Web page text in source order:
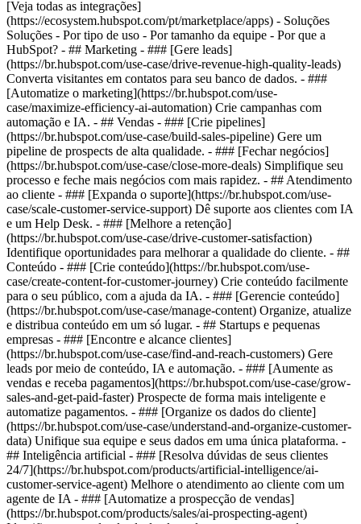
[Veja todas as integrações]
(https://ecosystem.hubspot.com/pt/marketplace/apps) - Soluções
Soluções - Por tipo de uso - Por tamanho da equipe - Por que a
HubSpot? - ## Marketing - ### [Gere leads]
(https://br.hubspot.com/use-case/drive-revenue-high-quality-leads)
Converta visitantes em contatos para seu banco de dados. - ###
[Automatize o marketing](https://br.hubspot.com/use-
case/maximize-efficiency-ai-automation) Crie campanhas com
automação e IA. - ## Vendas - ### [Crie pipelines]
(https://br.hubspot.com/use-case/build-sales-pipeline) Gere um
pipeline de prospects de alta qualidade. - ### [Fechar negócios]
(https://br.hubspot.com/use-case/close-more-deals) Simplifique seu
processo e feche mais negócios com mais rapidez. - ## Atendimento
ao cliente - ### [Expanda o suporte](https://br.hubspot.com/use-
case/scale-customer-service-support) Dê suporte aos clientes com IA
e um Help Desk. - ### [Melhore a retenção]
(https://br.hubspot.com/use-case/drive-customer-satisfaction)
Identifique oportunidades para melhorar a qualidade do cliente. - ##
Conteúdo - ### [Crie conteúdo](https://br.hubspot.com/use-
case/create-content-for-customer-journey) Crie conteúdo facilmente
para o seu público, com a ajuda da IA. - ### [Gerencie conteúdo]
(https://br.hubspot.com/use-case/manage-content) Organize, atualize
e distribua conteúdo em um só lugar. - ## Startups e pequenas
empresas - ### [Encontre e alcance clientes]
(https://br.hubspot.com/use-case/find-and-reach-customers) Gere
leads por meio de conteúdo, IA e automação. - ### [Aumente as
vendas e receba pagamentos](https://br.hubspot.com/use-case/grow-
sales-and-get-paid-faster) Prospecte de forma mais inteligente e
automatize pagamentos. - ### [Organize os dados do cliente]
(https://br.hubspot.com/use-case/understand-and-organize-customer-
data) Unifique sua equipe e seus dados em uma única plataforma. -
## Inteligência artificial - ### [Resolva dúvidas de seus clientes
24/7](https://br.hubspot.com/products/artificial-intelligence/ai-
customer-service-agent) Melhore o atendimento ao cliente com um
agente de IA - ### [Automatize a prospecção de vendas]
(https://br.hubspot.com/products/sales/ai-prospecting-agent)